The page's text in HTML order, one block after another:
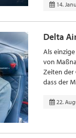
14.
Delta
Als
von
Zeiten der
dass der
22.